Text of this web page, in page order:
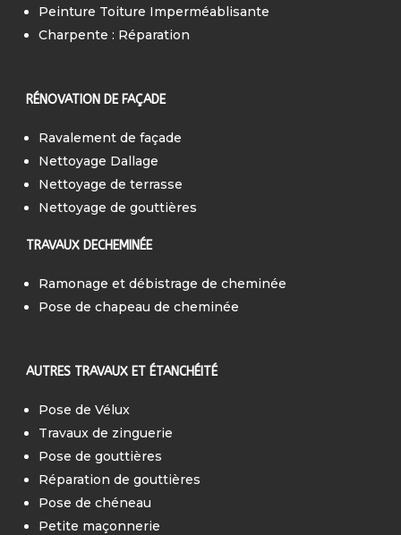
Peinture Toiture Imperméablisante
Charpente : Réparation
RÉNOVATION DE FAÇADE
Ravalement de façade
Nettoyage Dallage
Nettoyage de terrasse
Nettoyage de gouttières
TRAVAUX DECHEMINÉE
Ramonage et débistrage de cheminée
Pose de chapeau de cheminée
AUTRES TRAVAUX ET ÉTANCHÉITÉ
Pose de Vélux
Travaux de zinguerie
Pose de gouttières
Réparation de gouttières
Pose de chéneau
Petite maçonnerie